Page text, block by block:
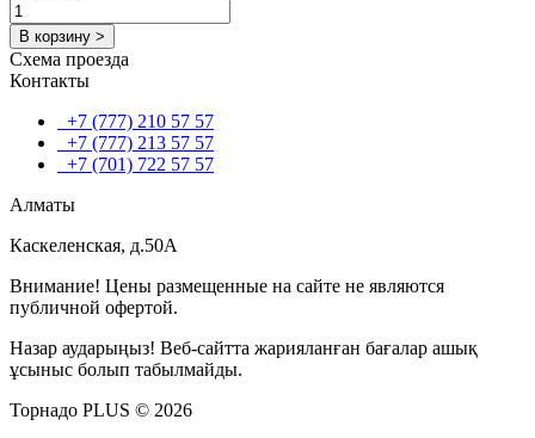
В корзину >
Схема проезда
Контакты
+7 (777) 210 57 57
+7 (777) 213 57 57
+7 (701) 722 57 57
Алматы
Каскеленская, д.50А
Внимание! Цены размещенные на сайте не являются
публичной офертой.
Назар аударыңыз! Веб-сайтта жарияланған бағалар ашық
ұсыныс болып табылмайды.
Торнадо PLUS © 2026